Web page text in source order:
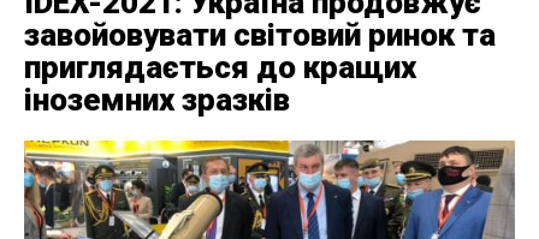
завойовувати світовий ринок та
приглядається до кращих
іноземних зразків